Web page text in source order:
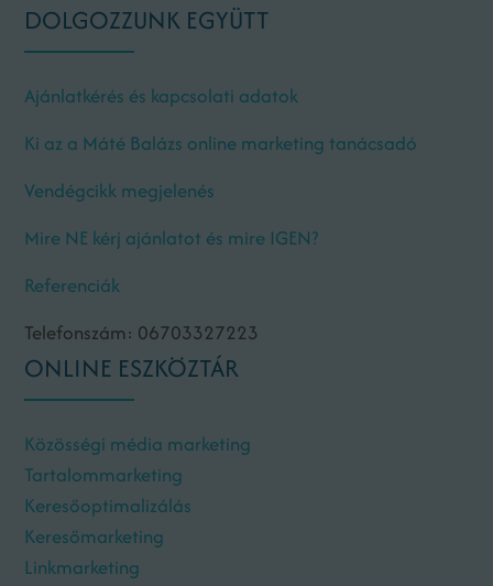
DOLGOZZUNK EGYÜTT
Ajánlatkérés és kapcsolati adatok
Ki az a Máté Balázs online marketing tanácsadó
Vendégcikk megjelenés
Mire NE kérj ajánlatot és mire IGEN?
Referenciák
Telefonszám: 06703327223
ONLINE ESZKÖZTÁR
Közösségi média marketing
Tartalommarketing
Keresőoptimalizálás
Keresőmarketing
Linkmarketing